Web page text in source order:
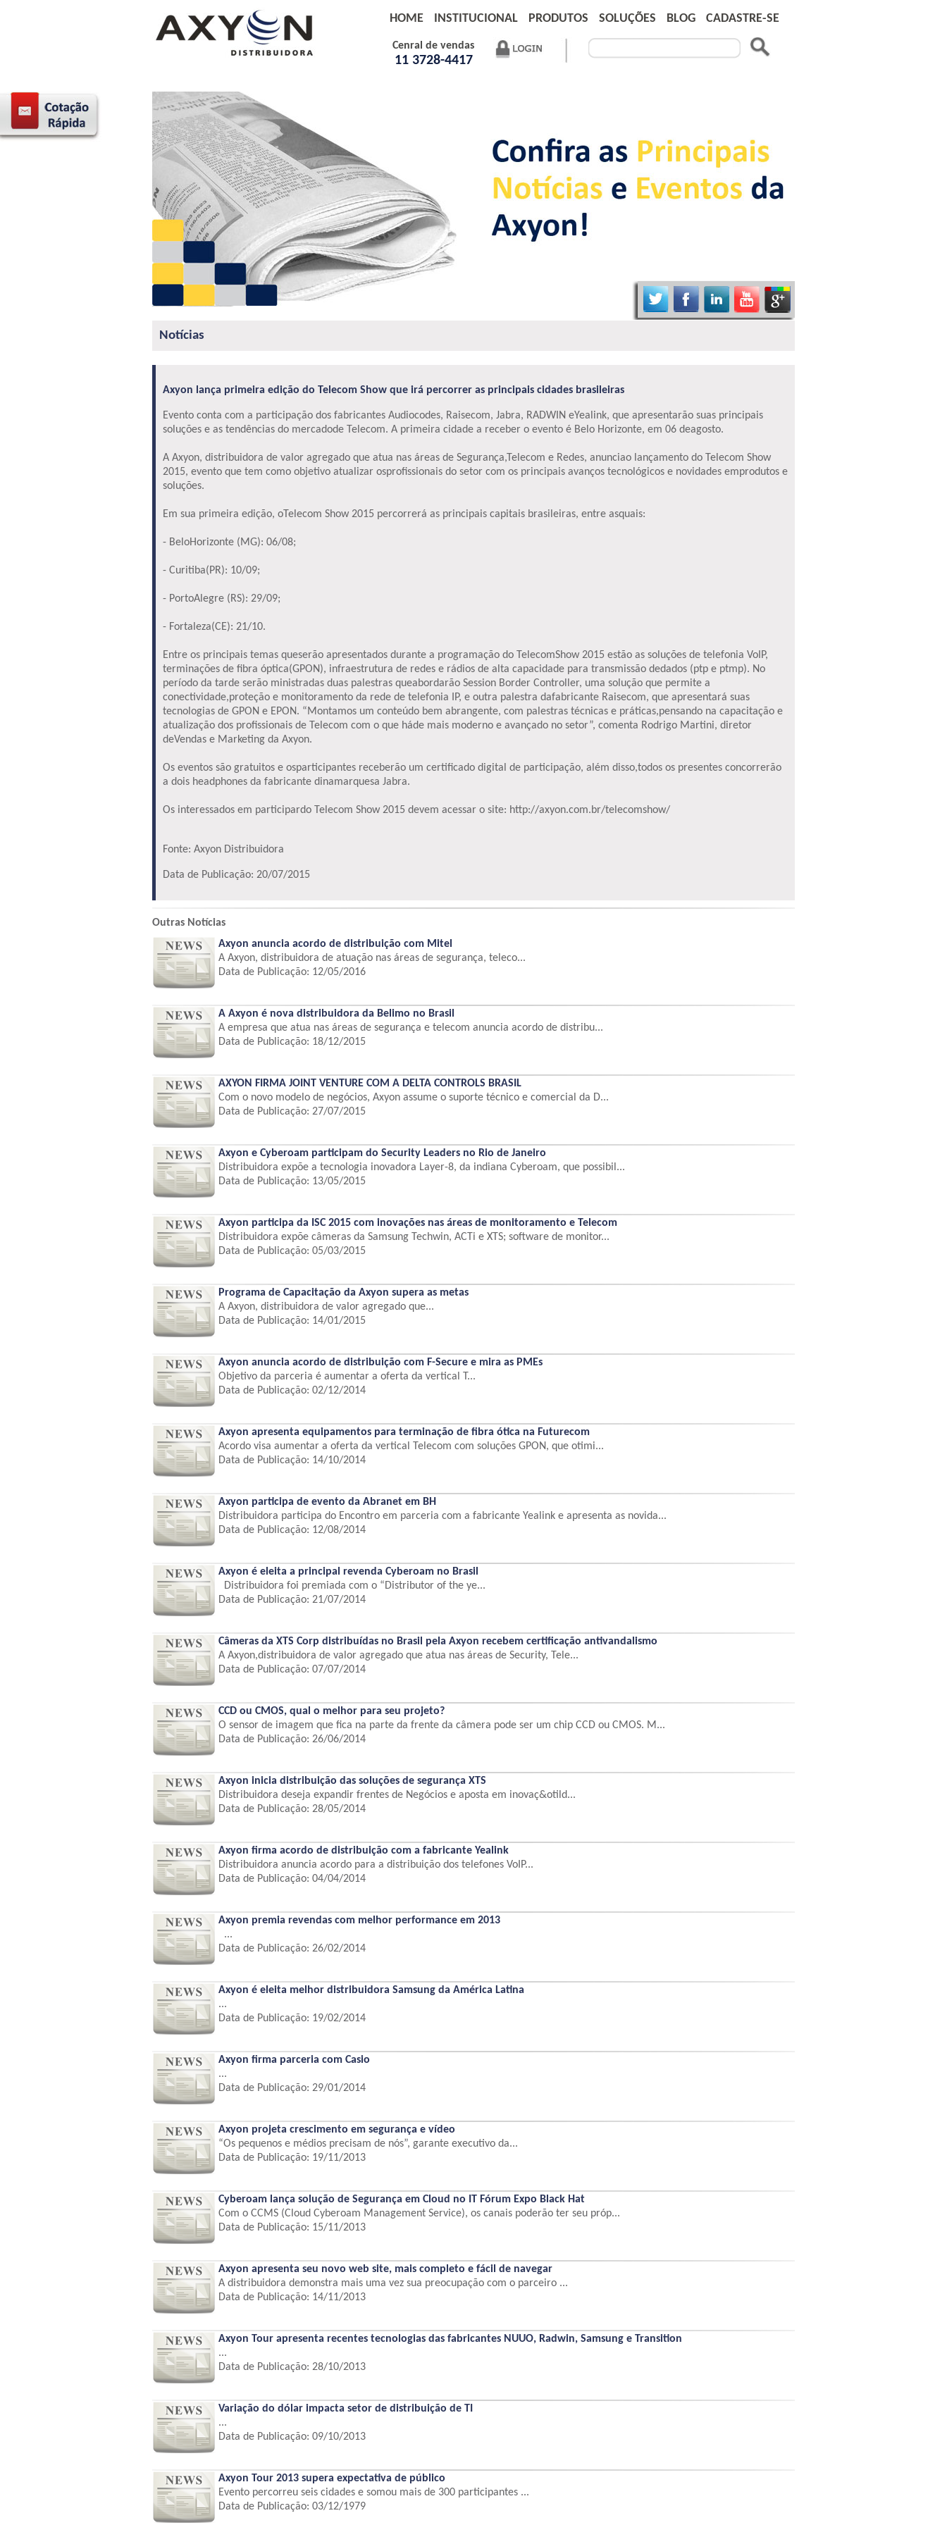
Cenral de vendas
11 3728-4417
HOME INSTITUCIONAL PRODUTOS SOLUÇÕES BLOG CADASTRE-SE
Notícias
Axyon lança primeira edição do Telecom Show que irá percorrer as principais cidades brasileiras
Evento conta com a participação dos fabricantes Audiocodes, Raisecom, Jabra, RADWIN eYealink, que apresentarão suas principais
soluções e as tendências do mercadode Telecom. A primeira cidade a receber o evento é Belo Horizonte, em 06 deagosto.
A Axyon, distribuidora de valor agregado que atua nas áreas de Segurança,Telecom e Redes, anunciao lançamento do Telecom Show
2015, evento que tem como objetivo atualizar osprofissionais do setor com os principais avanços tecnológicos e novidades emprodutos e
soluções.
Em sua primeira edição, oTelecom Show 2015 percorrerá as principais capitais brasileiras, entre asquais:
- BeloHorizonte (MG): 06/08;
- Curitiba(PR): 10/09;
- PortoAlegre (RS): 29/09;
- Fortaleza(CE): 21/10.
Entre os principais temas queserão apresentados durante a programação do TelecomShow 2015 estão as soluções de telefonia VoIP,
terminações de fibra óptica(GPON), infraestrutura de redes e rádios de alta capacidade para transmissão dedados (ptp e ptmp). No
período da tarde serão ministradas duas palestras queabordarão Session Border Controller, uma solução que permite a
conectividade,proteção e monitoramento da rede de telefonia IP, e outra palestra dafabricante Raisecom, que apresentará suas
tecnologias de GPON e EPON. “Montamos um conteúdo bem abrangente, com palestras técnicas e práticas,pensando na capacitação e
atualização dos profissionais de Telecom com o que háde mais moderno e avançado no setor”, comenta Rodrigo Martini, diretor
deVendas e Marketing da Axyon.
Os eventos são gratuitos e osparticipantes receberão um certificado digital de participação, além disso,todos os presentes concorrerão
a dois headphones da fabricante dinamarquesa Jabra.
Os interessados em participardo Telecom Show 2015 devem acessar o site: http://axyon.com.br/telecomshow/
Fonte: Axyon Distribuidora
Data de Publicação: 20/07/2015
Outras Notícias
Axyon anuncia acordo de distribuição com Mitel
A Axyon, distribuidora de atuação nas áreas de segurança, teleco...
Data de Publicação: 12/05/2016
A Axyon é nova distribuidora da Belimo no Brasil
A empresa que atua nas áreas de segurança e telecom anuncia acordo de distribu...
Data de Publicação: 18/12/2015
AXYON FIRMA JOINT VENTURE COM A DELTA CONTROLS BRASIL
Com o novo modelo de negócios, Axyon assume o suporte técnico e comercial da D...
Data de Publicação: 27/07/2015
Axyon e Cyberoam participam do Security Leaders no Rio de Janeiro
Distribuidora expõe a tecnologia inovadora Layer-8, da indiana Cyberoam, que possibil...
Data de Publicação: 13/05/2015
Axyon participa da ISC 2015 com inovações nas áreas de monitoramento e Telecom
Distribuidora expõe câmeras da Samsung Techwin, ACTi e XTS; software de monitor...
Data de Publicação: 05/03/2015
Programa de Capacitação da Axyon supera as metas
A Axyon, distribuidora de valor agregado que...
Data de Publicação: 14/01/2015
Axyon anuncia acordo de distribuição com F-Secure e mira as PMEs
Objetivo da parceria é aumentar a oferta da vertical T...
Data de Publicação: 02/12/2014
Axyon apresenta equipamentos para terminação de fibra ótica na Futurecom
Acordo visa aumentar a oferta da vertical Telecom com soluções GPON, que otimi...
Data de Publicação: 14/10/2014
Axyon participa de evento da Abranet em BH
Distribuidora participa do Encontro em parceria com a fabricante Yealink e apresenta as novida...
Data de Publicação: 12/08/2014
Axyon é eleita a principal revenda Cyberoam no Brasil
Distribuidora foi premiada com o “Distributor of the ye...
Data de Publicação: 21/07/2014
Câmeras da XTS Corp distribuídas no Brasil pela Axyon recebem certificação antivandalismo
A Axyon,distribuidora de valor agregado que atua nas áreas de Security, Tele...
Data de Publicação: 07/07/2014
CCD ou CMOS, qual o melhor para seu projeto?
O sensor de imagem que fica na parte da frente da câmera pode ser um chip CCD ou CMOS. M...
Data de Publicação: 26/06/2014
Axyon inicia distribuição das soluções de segurança XTS
Distribuidora deseja expandir frentes de Negócios e aposta em inovaç&otild...
Data de Publicação: 28/05/2014
Axyon firma acordo de distribuição com a fabricante Yealink
Distribuidora anuncia acordo para a distribuição dos telefones VoIP...
Data de Publicação: 04/04/2014
Axyon premia revendas com melhor performance em 2013
...
Data de Publicação: 26/02/2014
Axyon é eleita melhor distribuidora Samsung da América Latina
...
Data de Publicação: 19/02/2014
Axyon firma parceria com Casio
...
Data de Publicação: 29/01/2014
Axyon projeta crescimento em segurança e vídeo
“Os pequenos e médios precisam de nós”, garante executivo da...
Data de Publicação: 19/11/2013
Cyberoam lança solução de Segurança em Cloud no IT Fórum Expo Black Hat
Com o CCMS (Cloud Cyberoam Management Service), os canais poderão ter seu próp...
Data de Publicação: 15/11/2013
Axyon apresenta seu novo web site, mais completo e fácil de navegar
A distribuidora demonstra mais uma vez sua preocupação com o parceiro ...
Data de Publicação: 14/11/2013
Axyon Tour apresenta recentes tecnologias das fabricantes NUUO, Radwin, Samsung e Transition
...
Data de Publicação: 28/10/2013
Variação do dólar impacta setor de distribuição de TI
...
Data de Publicação: 09/10/2013
Axyon Tour 2013 supera expectativa de público
Evento percorreu seis cidades e somou mais de 300 participantes ...
Data de Publicação: 03/12/1979